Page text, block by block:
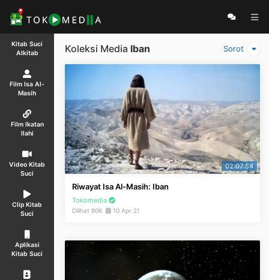
Kitab Suci
Alkitab
Film Isa Al-
Masih
Film Ikatan
Ilahi
Video Kitab
Suci
Clip Kitab
Suci
Aplikasi
Kitab Suci
Sorot
Koleksi Media Iban
02:07:54
Riwayat Isa Al-Masih: Iban
Tokomedia
Dilihat 806 10 Apr 21